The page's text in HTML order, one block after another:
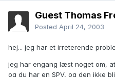
Guest Thomas
Posted April 24, 2003
hej... jeg har et irreterende
jeg har engang læst noget om,
og du har en SPV, og den ikke